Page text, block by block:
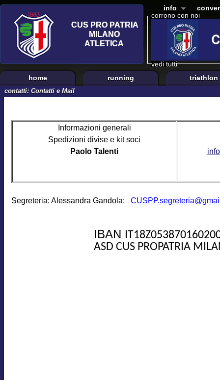
corrono con noi
vedi tutti
info
home running triathlon
contatti: Contatti e Mail
Informazioni generali
Spedizioni divise e kit soci
Paolo Talenti
Segreteria: Alessandra Gandola:
IBAN
ASD CUS PROPATRIA